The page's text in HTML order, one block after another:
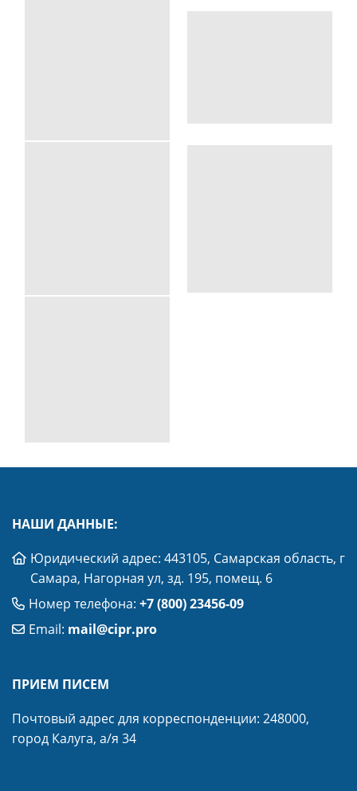
НАШИ ДАННЫЕ:
Юридический адрес: 443105, Самарская область, г
Самара, Нагорная ул, зд. 195, помещ. 6
Номер телефона: +7 (800) 23456-09
Email: mail@cipr.pro
ПРИЕМ ПИСЕМ
Почтовый адрес для корреспонденции: 248000,
город Калуга, а/я 34